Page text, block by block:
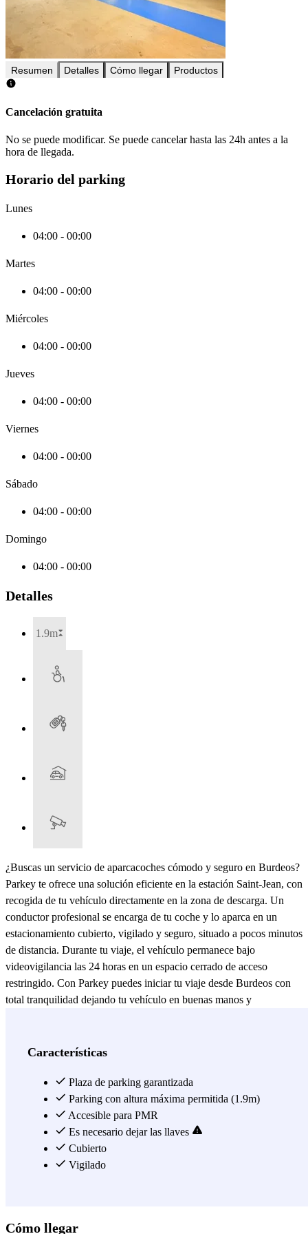
Resumen Detalles Cómo llegar Productos
Cancelación gratuita
No se puede modificar. Se puede cancelar hasta las 24h antes a la
hora de llegada.
Horario del parking
Lunes
04:00 - 00:00
Martes
04:00 - 00:00
Miércoles
04:00 - 00:00
Jueves
04:00 - 00:00
Viernes
04:00 - 00:00
Sábado
04:00 - 00:00
Domingo
04:00 - 00:00
Detalles
1.9m
¿Buscas un servicio de aparcacoches cómodo y seguro en Burdeos?
Parkey te ofrece una solución eficiente en la estación Saint-Jean, con
recogida de tu vehículo directamente en la zona de descarga. Un
conductor profesional se encarga de tu coche y lo aparca en un
estacionamiento cubierto, vigilado y seguro, situado a pocos minutos
de distancia. Durante tu viaje, el vehículo permanece bajo
videovigilancia las 24 horas en un espacio cerrado de acceso
restringido. Con Parkey puedes iniciar tu viaje desde Burdeos con
total tranquilidad dejando tu vehículo en buenas manos y
Características
Plaza de parking garantizada
Parking con altura máxima permitida (1.9m)
Accesible para PMR
Es necesario dejar las llaves
Cubierto
Vigilado
Cómo llegar